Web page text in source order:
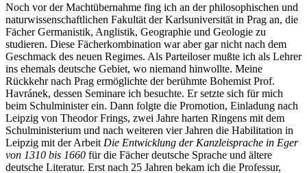
Noch vor der Machtübernahme fing ich an der philosophischen und
naturwissenschaftlichen Fakultät der Karlsuniversität in Prag an, die
Fächer Germanistik, Anglistik, Geographie und Geologie zu
studieren. Diese Fächerkombination war aber gar nicht nach dem
Geschmack des neuen Regimes. Als Parteiloser mußte ich als Lehrer
ins ehemals deutsche Gebiet, wo niemand hinwollte. Meine
Rückkehr nach Prag ermöglichte der berühmte Bohemist Prof.
Havránek, dessen Seminare ich besuchte. Er setzte sich für mich
beim Schulminister ein. Dann folgte die Promotion, Einladung nach
Leipzig von Theodor Frings, zwei Jahre harten Ringens mit dem
Schulministerium und nach weiteren vier Jahren die Habilitation in
Leipzig mit der Arbeit Die Entwicklung der Kanzleisprache in Eger
von 1310 bis 1660 für die Fächer deutsche Sprache und ältere
deutsche Literatur. Erst nach 25 Jahren bekam ich die Professur,